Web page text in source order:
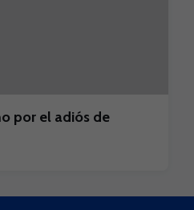
por el adiós de